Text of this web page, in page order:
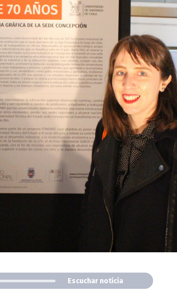
Escuchar noticia